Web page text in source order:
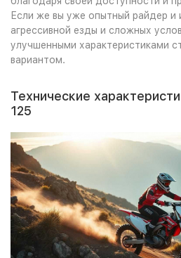
Если же вы уже опытный райдер
агрессивной езды и сложных
улучшенными характеристиками
вариантом.
Технические
125